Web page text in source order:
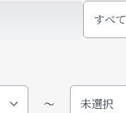
すべて
〜